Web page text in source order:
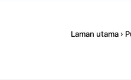
Laman utama ›